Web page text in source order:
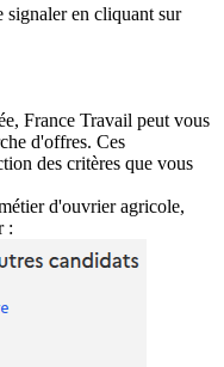
signaler en cliquant sur
France Travail peut vous
d'offres. Ces
des critères que vous
d'ouvrier agricole,
: